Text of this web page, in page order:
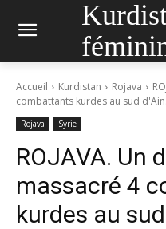
Accueil Kurdistan Rojava
combattants kurdes au sud
Rojava Syrie
ROJAVA. Un
massacré 4
kurdes au